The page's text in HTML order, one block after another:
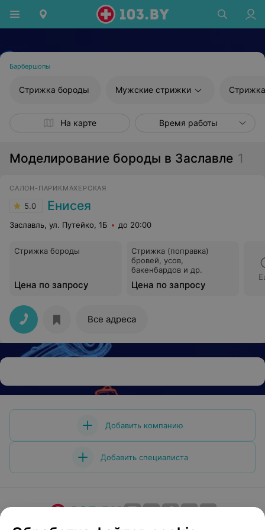
Барбершопы
Стрижка бороды Мужские стрижки
На карте Время работы
Моделирование бороды в Заславле 1
САЛОН-ПАРИКМАХЕРСКАЯ
5.0 Енисея
Заславль, ул. Путейко, 1Б до 20:00
Стрижка бороды
Цена по запросу
Стрижка (поправка)
бровей, усов,
бакенбардов и др.
Цена по запросу
Все адреса
Добавить компанию
Добавить специалиста